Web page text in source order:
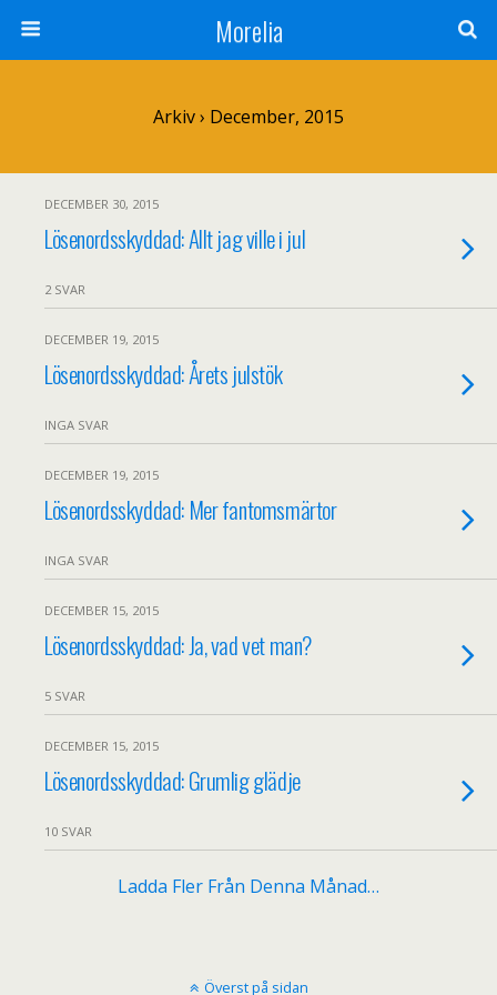
Morelia
Arkiv › December, 2015
DECEMBER 30, 2015
Lösenordsskyddad: Allt jag ville i jul
2 SVAR
DECEMBER 19, 2015
Lösenordsskyddad: Årets julstök
INGA SVAR
DECEMBER 19, 2015
Lösenordsskyddad: Mer fantomsmärtor
INGA SVAR
DECEMBER 15, 2015
Lösenordsskyddad: Ja, vad vet man?
5 SVAR
DECEMBER 15, 2015
Lösenordsskyddad: Grumlig glädje
10 SVAR
Ladda Fler Från Denna Månad…
Överst på sidan